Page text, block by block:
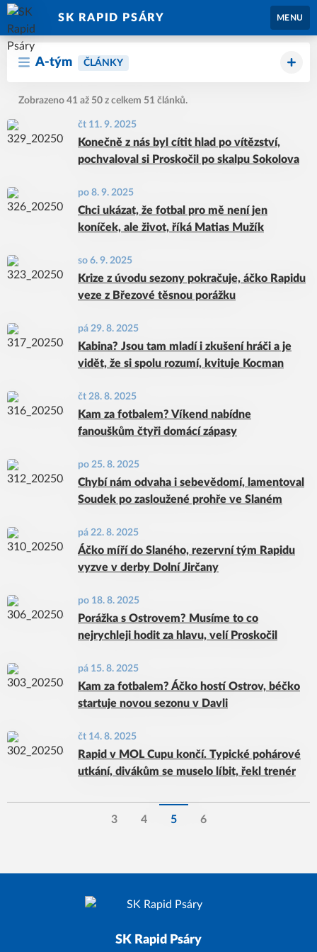
SK RAPID PSÁRY MENU
A-tým ČLÁNKY
Zobrazeno 41 až 50 z celkem 51 článků.
čt 11. 9. 2025
Konečně z nás byl cítit hlad po vítězství,
pochvaloval si Proskočil po skalpu Sokolova
po 8. 9. 2025
Chci ukázat, že fotbal pro mě není jen
koníček, ale život, říká Matias Mužík
so 6. 9. 2025
Krize z úvodu sezony pokračuje, áčko Rapidu
veze z Březové těsnou porážku
pá 29. 8. 2025
Kabina? Jsou tam mladí i zkušení hráči a je
vidět, že si spolu rozumí, kvituje Kocman
čt 28. 8. 2025
Kam za fotbalem? Víkend nabídne
fanouškům čtyři domácí zápasy
po 25. 8. 2025
Chybí nám odvaha i sebevědomí, lamentoval
Soudek po zasloužené prohře ve Slaném
pá 22. 8. 2025
Áčko míří do Slaného, rezervní tým Rapidu
vyzve v derby Dolní Jirčany
po 18. 8. 2025
Porážka s Ostrovem? Musíme to co
nejrychleji hodit za hlavu, velí Proskočil
pá 15. 8. 2025
Kam za fotbalem? Áčko hostí Ostrov, béčko
startuje novou sezonu v Davli
čt 14. 8. 2025
Rapid v MOL Cupu končí. Typické pohárové
utkání, divákům se muselo líbit, řekl trenér
3 4 5 6
SK Rapid Psáry